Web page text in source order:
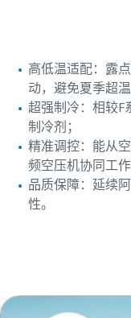
高低温适配：露
动，避免夏季超
超强制冷：相较F
制冷剂；
精准调控：能从
频空压机协同工
品质保障：延续
性。